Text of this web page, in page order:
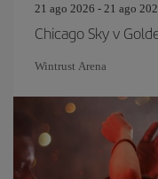
21 ago 2026 - 21 ago
Chicago Sky v
Wintrust Arena